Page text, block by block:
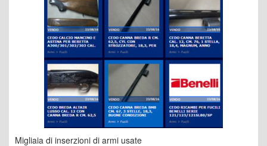
Migliaia di inserzioni di armi usate